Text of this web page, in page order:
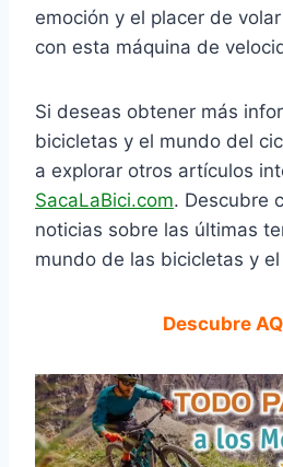
emoción y el placer de
con esta máquina de
Si deseas obtener más
bicicletas y el mundo del
a explorar otros artículos
SacaLaBici.com. Descubre
noticias sobre las últimas
mundo de las bicicletas y
Descubre